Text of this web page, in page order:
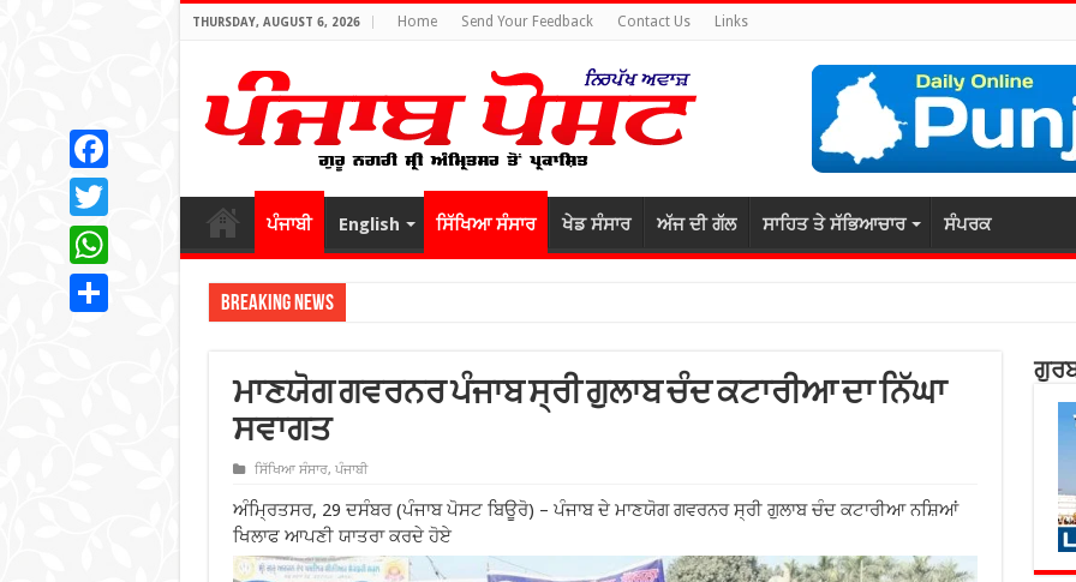
THURSDAY, AUGUST 6, 2026 Home Send Your Feedback Contact Us Links
ਪੰਜਾਬੀ English ਸਿੱਖਿਆ ਸੰਸਾਰ ਖੇਡ ਸੰਸਾਰ ਅੱਜ ਦੀ ਗੱਲ ਸਾਹਿਤ ਤੇ ਸੱਭਿਆਚਾਰ ਸੰਪਰਕ
Breaking News
ਮਾਣਯੋਗ ਗਵਰਨਰ ਪੰਜਾਬ ਸ੍ਰੀ ਗੁਲਾਬ ਚੰਦ ਕਟਾਰੀਆ ਦਾ ਨਿੱਘਾ
ਸਵਾਗਤ
ਸਿੱਖਿਆ ਸੰਸਾਰ, ਪੰਜਾਬੀ
ਅੰਮ੍ਰਿਤਸਰ, 29 ਦਸੰਬਰ (ਪੰਜਾਬ ਪੋਸਟ ਬਿਊਰੋ) – ਪੰਜਾਬ ਦੇ ਮਾਣਯੋਗ ਗਵਰਨਰ ਸ੍ਰੀ ਗੁਲਾਬ ਚੰਦ ਕਟਾਰੀਆ ਨਸ਼ਿਆਂ
ਖਿਲਾਫ ਆਪਣੀ ਯਾਤਰਾ ਕਰਦੇ ਹੋਏ
Facebook
Twitter
WhatsApp